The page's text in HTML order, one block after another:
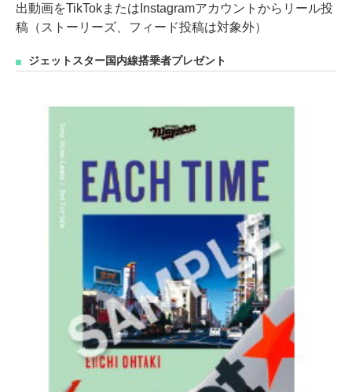
出動画をTikTokまたはInstagramアカウントからリール投
稿（ストーリーズ、フィード投稿は対象外）
ジェットスター国内線搭乗者プレゼント